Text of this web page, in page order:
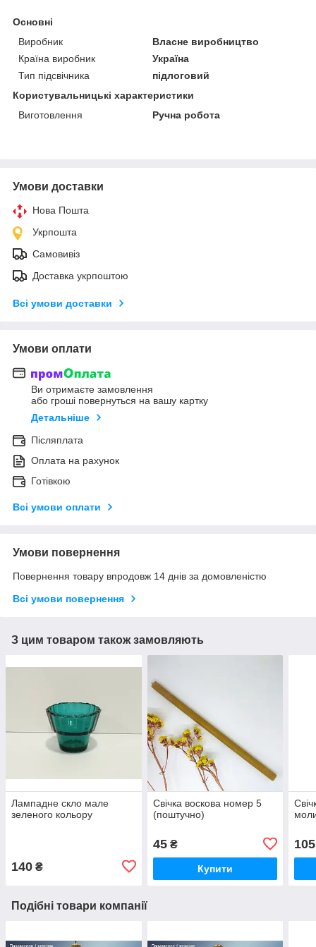
Основні
Виробник
Власне виробництво
Країна виробник
Україна
Тип підсвічника
підлоговий
Користувальницькі характеристики
Виготовлення
Ручна робота
Умови доставки
Нова Пошта
Укрпошта
Самовивіз
Доставка укрпоштою
Всі умови доставки
Умови оплати
Ви отримаєте замовлення
або гроші повернуться на вашу картку
Детальніше
Післяплата
Оплата на рахунок
Готівкою
Всі умови оплати
Умови повернення
Повернення товару впродовж 14 днів за домовленістю
Всі умови повернення
З цим товаром також замовляють
Лампадне скло мале
зеленого кольору
140 ₴
Свічка воскова номер 5
(поштучно)
45₴
Купити
105
Подібні товари компанії